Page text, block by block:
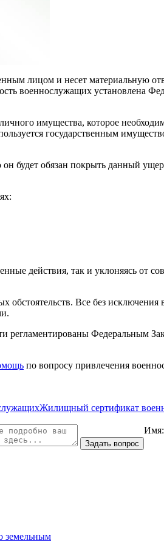
лицом и несет материальную
военнослужащих установлена
имущества, которое
государственным
будет обязан покрыть данный
действия, так и уклоняясь от
обстоятельств. Все без
регламентированы Федеральным
по вопросу привлечения
Жилищный сертификат
земельным